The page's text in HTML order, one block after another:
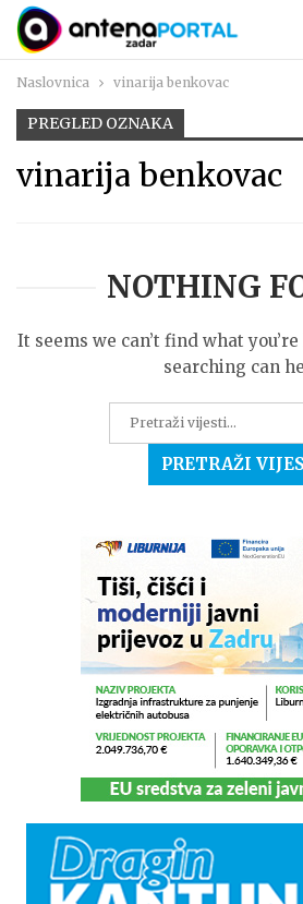
Naslovnica vinarija benkovac
PREGLED OZNAKA
vinarija benkovac
NOTHING
It seems we can’t find what
searching can